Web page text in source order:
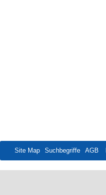
Site Map Suchbegriffe AGB